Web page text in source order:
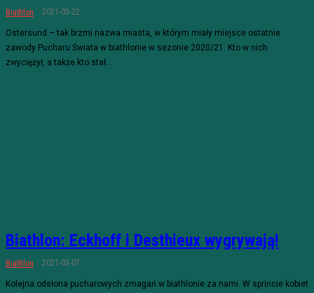
Biathlon 2021-03-22
Ostersund – tak brzmi nazwa miasta, w którym miały miejsce ostatnie
zawody Pucharu Świata w biathlonie w sezonie 2020/21. Kto w nich
zwyciężył, a także kto stał...
Biathlon: Eckhoff i Desthieux wygrywają!
Biathlon 2021-03-07
Kolejna odsłona pucharowych zmagań w biathlonie za nami. W sprincie kobiet